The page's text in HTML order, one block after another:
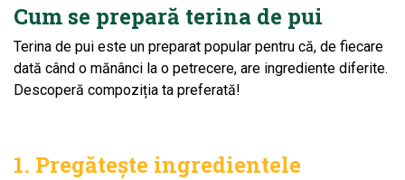
Cum se prepară terina de pui
Terina de pui este un preparat popular pentru că, de fiecare
dată când o mănânci la o petrecere, are ingrediente diferite.
Descoperă compoziția ta preferată!
1. Pregătește ingredientele